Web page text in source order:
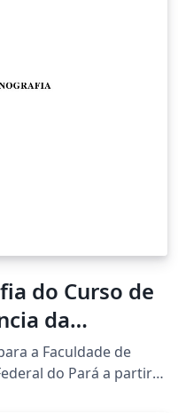
do Curso de
da
a Faculdade de
do Pará a partir